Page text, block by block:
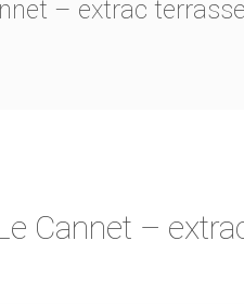
– extrac terrasse
Cannet –